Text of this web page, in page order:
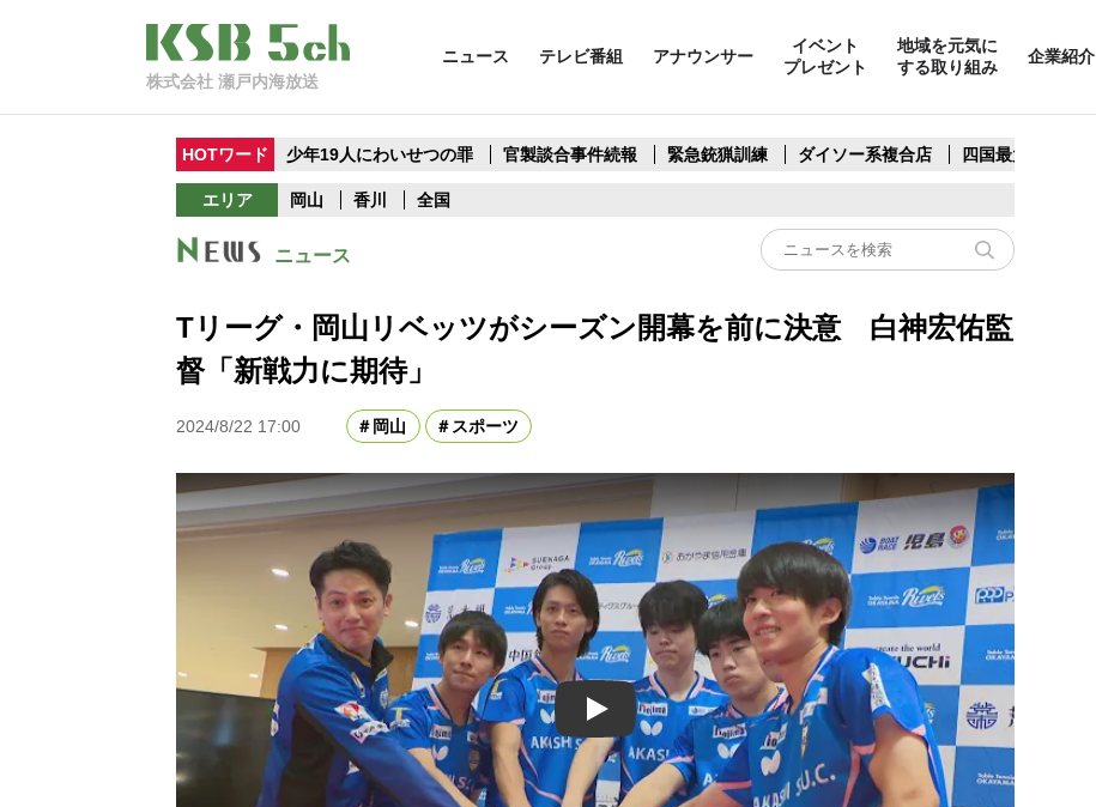
株式会社 瀬戸内海放送
ニュース テレビ番組 アナウンサー
イベント
プレゼント
地域を元気に
する取り組み
企業紹介
HOTワード 少年19人にわいせつの罪 官製談合事件続報 緊急銃猟訓練 ダイソー系複合店 四国最大スリコ
エリア 岡山 香川 全国
ニュース
Tリーグ・岡山リベッツがシーズン開幕を前に決意 白神宏佑監
督「新戦力に期待」
2024/8/22 17:00 岡山 スポーツ
Play